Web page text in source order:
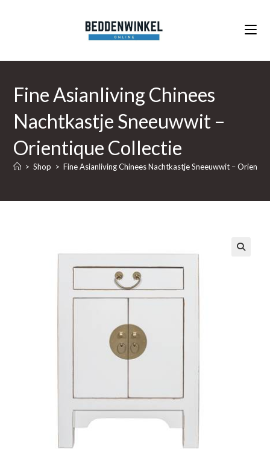
Fine Asianliving Chinees
Nachtkastje Sneeuwwit –
Orientique Collectie
> Shop > Fine Asianliving Chinees Nachtkastje Sneeuwwit –